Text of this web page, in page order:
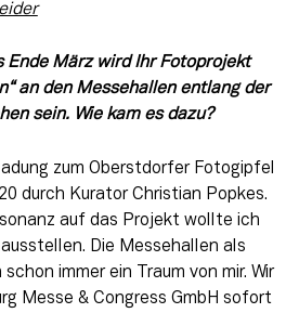
Ende März wird Ihr Fotoprojekt
an den Messehallen entlang der
sein. Wie kam es dazu?
zum Oberstdorfer Fotogipfel
durch Kurator Christian Popkes.
auf das Projekt wollte ich
Die Messehallen als
immer ein Traum von mir. Wir
Messe & Congress GmbH sofort